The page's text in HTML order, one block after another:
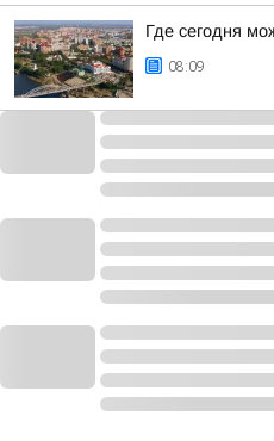
Где сегодня
08:09